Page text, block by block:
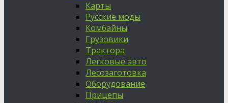
Карты
Русские моды
Комбайны
Грузовики
Трактора
Легковые авто
Лесозаготовка
Оборудование
Прицепы